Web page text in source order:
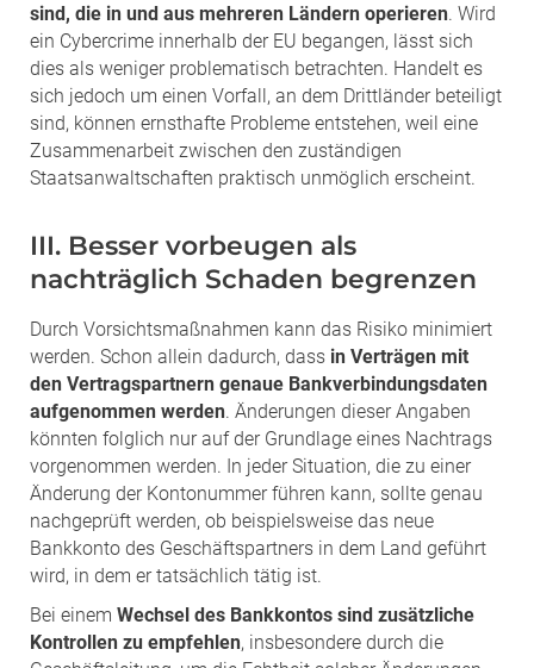
sind, die in und aus mehreren Ländern operieren. Wird
ein Cybercrime innerhalb der EU begangen, lässt sich
dies als weniger problematisch betrachten. Handelt es
sich jedoch um einen Vorfall, an dem Drittländer beteiligt
sind, können ernsthafte Probleme entstehen, weil eine
Zusammenarbeit zwischen den zuständigen
Staatsanwaltschaften praktisch unmöglich erscheint.
III. Besser vorbeugen als
nachträglich Schaden begrenzen
Durch Vorsichtsmaßnahmen kann das Risiko minimiert
werden. Schon allein dadurch, dass in Verträgen mit
den Vertragspartnern genaue Bankverbindungsdaten
aufgenommen werden. Änderungen dieser Angaben
könnten folglich nur auf der Grundlage eines Nachtrags
vorgenommen werden. In jeder Situation, die zu einer
Änderung der Kontonummer führen kann, sollte genau
nachgeprüft werden, ob beispielsweise das neue
Bankkonto des Geschäftspartners in dem Land geführt
wird, in dem er tatsächlich tätig ist.
Bei einem Wechsel des Bankkontos sind zusätzliche
Kontrollen zu empfehlen, insbesondere durch die